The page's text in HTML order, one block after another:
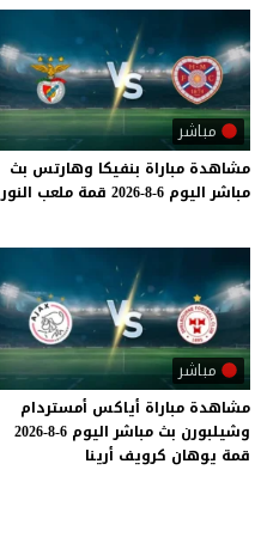
مباشر
مشاهدة مباراة بنفيكا وهارتس بث
مباشر اليوم 6-8-2026 قمة ملعب النور
مباشر
مشاهدة مباراة أياكس أمستردام
وشيلبورن بث مباشر اليوم 6-8-2026
قمة يوهان كرويف أرينا